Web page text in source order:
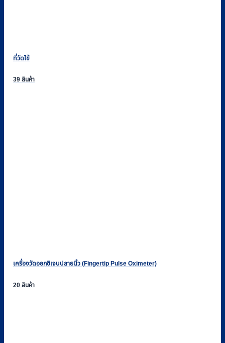
ที่วัดไข้
39 สินค้า
เครื่องวัดออกซิเจนปลายนิ้ว (Fingertip Pulse Oximeter)
20 สินค้า